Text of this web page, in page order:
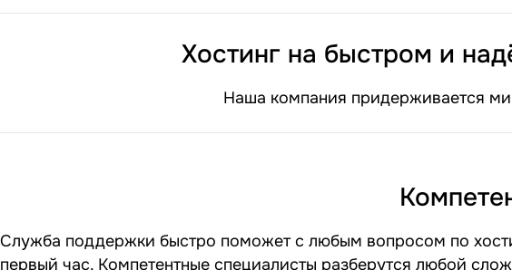
Хостинг на быстром и
Наша компания придерживается
Служба поддержки быстро поможет с любым вопросом по
первый час. Компетентные специалисты разберутся любой